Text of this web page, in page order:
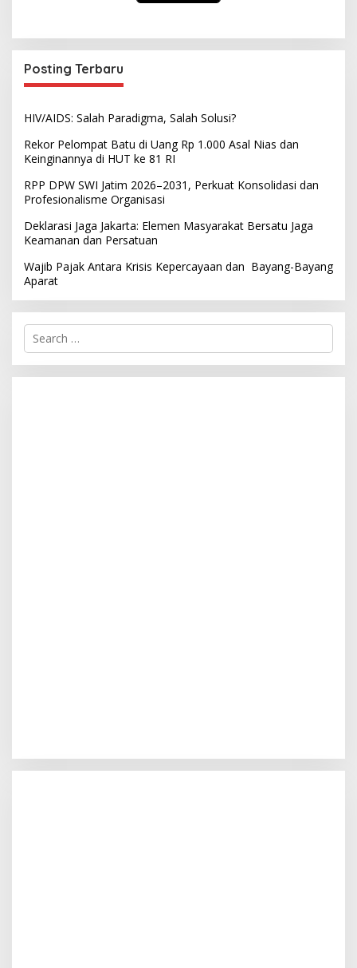
Posting Terbaru
HIV/AIDS: Salah Paradigma, Salah Solusi?
Rekor Pelompat Batu di Uang Rp 1.000 Asal Nias dan
Keinginannya di HUT ke 81 RI
RPP DPW SWI Jatim 2026–2031, Perkuat Konsolidasi dan
Profesionalisme Organisasi
Deklarasi Jaga Jakarta: Elemen Masyarakat Bersatu Jaga
Keamanan dan Persatuan
Wajib Pajak Antara Krisis Kepercayaan dan Bayang-Bayang
Aparat
S
r